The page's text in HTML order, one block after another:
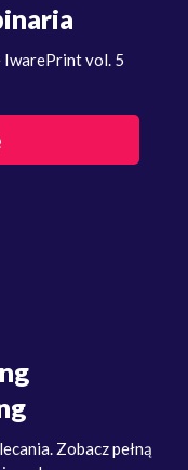
IwarePrint vol. 5
Zobacz pełną